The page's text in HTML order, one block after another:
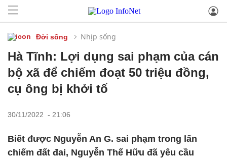
Đời sống Nhịp sống
Hà Tĩnh: Lợi dụng sai phạm của cán
bộ xã để chiếm đoạt 50 triệu đồng,
cụ ông bị khởi tố
30/11/2022 - 21:06
Biết được Nguyễn An G. sai phạm trong lấn
chiếm đất đai, Nguyễn Thế Hữu đã yêu cầu